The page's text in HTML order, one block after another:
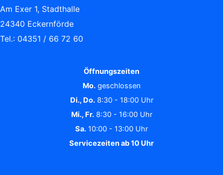
Am Exer 1, Stadthalle
24340 Eckernförde
Tel.: 04351 / 66 72 60
Öffnungszeiten
Mo.geschlossen
Di., Do.8:30 - 18:00 Uhr
Mi., Fr.8:30 - 16:00 Uhr
Sa. 10:00 - 13:00 Uhr
Servicezeiten ab 10 Uhr